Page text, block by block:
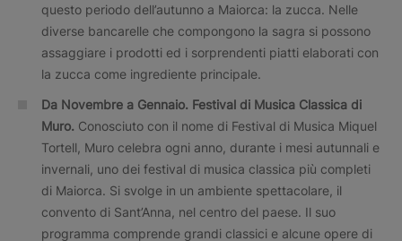
questo periodo dell’autunno a Maiorca: la zucca. Nelle
diverse bancarelle che compongono la sagra si possono
assaggiare i prodotti ed i sorprendenti piatti elaborati con
la zucca come ingrediente principale.
Da Novembre a Gennaio. Festival di Musica Classica di
Muro. Conosciuto con il nome di Festival di Musica Miquel
Tortell, Muro celebra ogni anno, durante i mesi autunnali e
invernali, uno dei festival di musica classica più completi
di Maiorca. Si svolge in un ambiente spettacolare, il
convento di Sant’Anna, nel centro del paese. Il suo
programma comprende grandi classici e alcune opere di